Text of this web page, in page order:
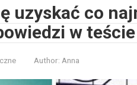
uzyskać co
w
Author: Anna